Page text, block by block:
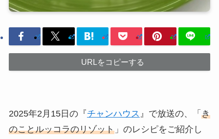
URLをコピーする
2025年2月15日の『チャンハウス 』で放送の、「 き
のことルッコラのリゾット」のレシピをご紹介し